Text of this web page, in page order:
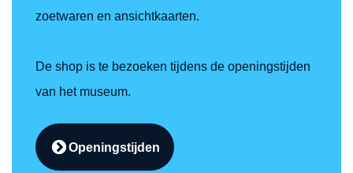
zoetwaren en ansichtkaarten.
De shop is te bezoeken tijdens de openingstijden
van het museum.
Openingstijden